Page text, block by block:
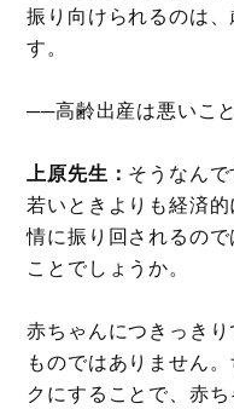
振り向けられるのは
す。
──高齢出産は悪いこ
上原先生： そうなんで
若いときよりも経済
情に振り回されるの
ことでしょうか。
赤ちゃんにつきっき
ものではありません
クにすることで、赤